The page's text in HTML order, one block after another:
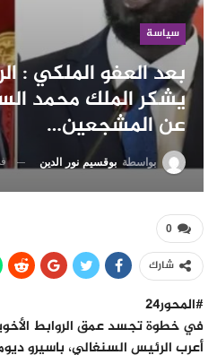
سياسة
بعد العفو الملكي :
يشكر الملك محمد
عن المشجعين…
بواسطة بوقسيم نور الدين
0
شارك
#المحور24
​في خطوة تجسد عمق الروابط الأخوية
أعرب الرئيس السنغالي، باسيرو